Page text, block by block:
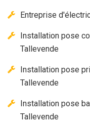
Entreprise
Installation pose
Tallevende
Installation pose
Tallevende
Installation pose
Tallevende